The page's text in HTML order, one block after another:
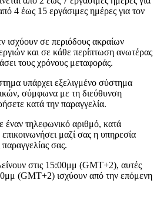
4 έως 15 εργάσιμες ημέρες για τον
ισχύουν σε περιόδους ακραίων
και σε κάθε περίπτωση ανωτέρας
τους χρόνους μεταφοράς.
υπάρχει εξελιγμένο σύστημα
σύμφωνα με τη διεύθυνση
κατά την παραγγελία.
τηλεφωνικό αριθμό, κατά
μαζί σας η υπηρεσία
σας.
στις 15:00μμ (GMT+2), αυτές
(GMT+2) ισχύουν από την επόμενη